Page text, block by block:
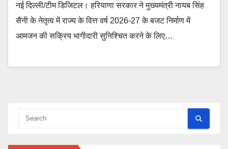
नई दिल्ली/टीम डिजिटल। हरियाणा सरकार ने मुख्यमंत्री नायब सिंह
सैनी के नेतृत्व में राज्य के वित्त वर्ष 2026-27 के बजट निर्माण में
आमजन की सक्रिय भागीदारी सुनिश्चित करने के लिए…